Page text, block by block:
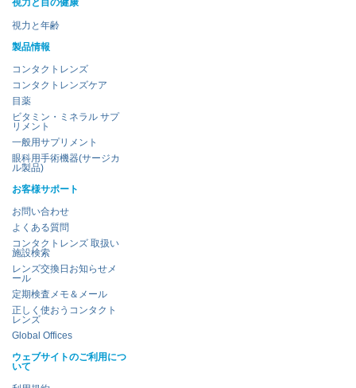
視力と目の健康
視力と年齢
製品情報
コンタクトレンズ
コンタクトレンズケア
目薬
ビタミン・ミネラル サプ
リメント
一般用サプリメント
眼科用手術機器(サージカ
ル製品)
お客様サポート
お問い合わせ
よくある質問
コンタクトレンズ 取扱い
施設検索
レンズ交換日お知らせメ
ール
定期検査メモ＆メール
正しく使おうコンタクト
レンズ
Global Offices
ウェブサイトのご利用につ
いて